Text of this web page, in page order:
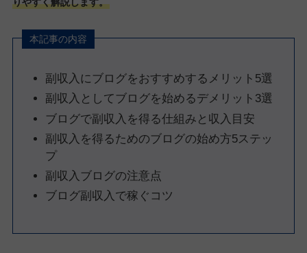
りやすく解説します。
本記事の内容
副収入にブログをおすすめするメリット5選
副収入としてブログを始めるデメリット3選
ブログで副収入を得る仕組みと収入目安
副収入を得るためのブログの始め方5ステッ
プ
副収入ブログの注意点
ブログ副収入で稼ぐコツ